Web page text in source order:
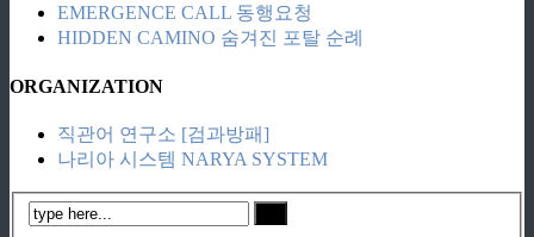
EMERGENCE CALL 동행요청
HIDDEN CAMINO 숨겨진 포탈 순례
ORGANIZATION
직관어 연구소 [검과방패]
나리아 시스템 NARYA SYSTEM